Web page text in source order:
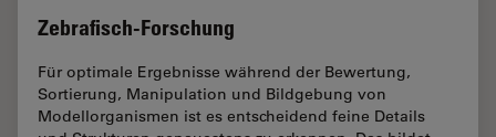
Zebrafisch-Forschung
Für optimale Ergebnisse während der Bewertung,
Sortierung, Manipulation und Bildgebung von
Modellorganismen ist es entscheidend feine Details